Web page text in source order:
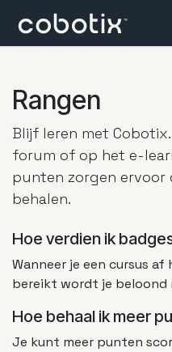
Rangen
Blijf leren met
forum of op het e-
punten zorgen ervoor
behalen.
Hoe verdien ik
Wanneer je een cursus
bereikt wordt je beloond
Hoe behaal ik meer
Je kunt meer punten